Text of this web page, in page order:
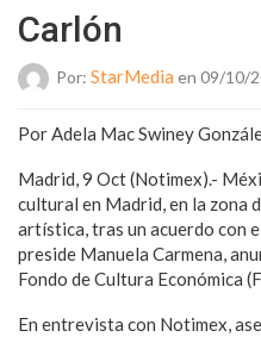
Carlón
Por: StarMedia en 09/10/
Por Adela Mac Swiney
Madrid, 9 Oct (Notimex).-
cultural en Madrid, en la zona
artística, tras un acuerdo con
preside Manuela Carmena,
Fondo de Cultura Económica
En entrevista con Notimex,